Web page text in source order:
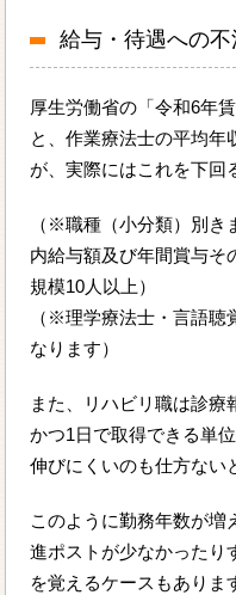
給与・待遇への不
厚生労働省の「令和6年
と、作業療法士の平均年
が、実際にはこれを下回
（※職種（小分類）別き
内給与額及び年間賞与そ
規模10人以上）
（※理学療法士・言語聴
なります）
また、リハビリ職は診療
かつ1日で取得できる単
伸びにくいのも仕方ない
このように勤務年数が増
進ポストが少なかったり
を覚えるケースもありま